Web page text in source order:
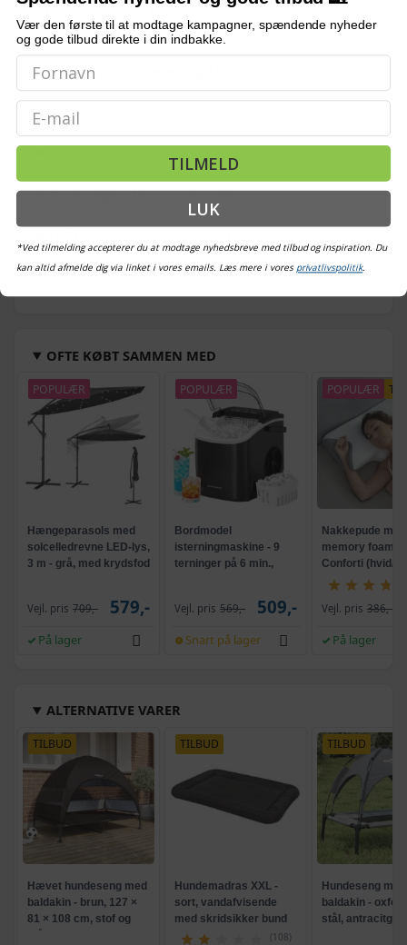
Egnet til hunde og katte
OFTE STILLEDE SPØRGSMÅL
Hvilke mål har madrassen?
Kan hundemadrassen vaskes?
Er den egnet til brug i hundebur?
Bemærk: FAQ er vejledende information. Vi tager forbehold for fejl og
OFTE KØBT SAMMEN MED
POPULÆR
Hængeparasols med
solcelledrevne LED-lys,
3 m - grå, med krydsfod
Vejl. pris 709,- 579,-
På lager
POPULÆR
Bordmodel
isterningmaskine - 9
terninger på 6 min.,
Vejl. pris 569,- 509,-
Snart på lager
POPULÆR
Nakkepude med
memory foam -
Conforti (hvid/
Vejl. pris 386,-
På lager
ALTERNATIVE VARER
TILBUD
Hævet hundeseng med
baldakin - brun, 127 ×
81 × 108 cm, stof og
stål
TILBUD
Hundemadras XXL -
sort, vandafvisende
med skridsikker bund
(108)
TILBUD
Hundeseng med
baldakin -
stål, antracitgrå
Vær den første til at modtage kampagner, spændende nyheder
og gode tilbud direkte i din indbakke.
Email
TILMELD
LUK
*Ved tilmelding accepterer du at modtage nyhedsbreve med tilbud og inspiration. Du
kan altid afmelde dig via linket i vores emails. Læs mere i vores privatlivspolitik.